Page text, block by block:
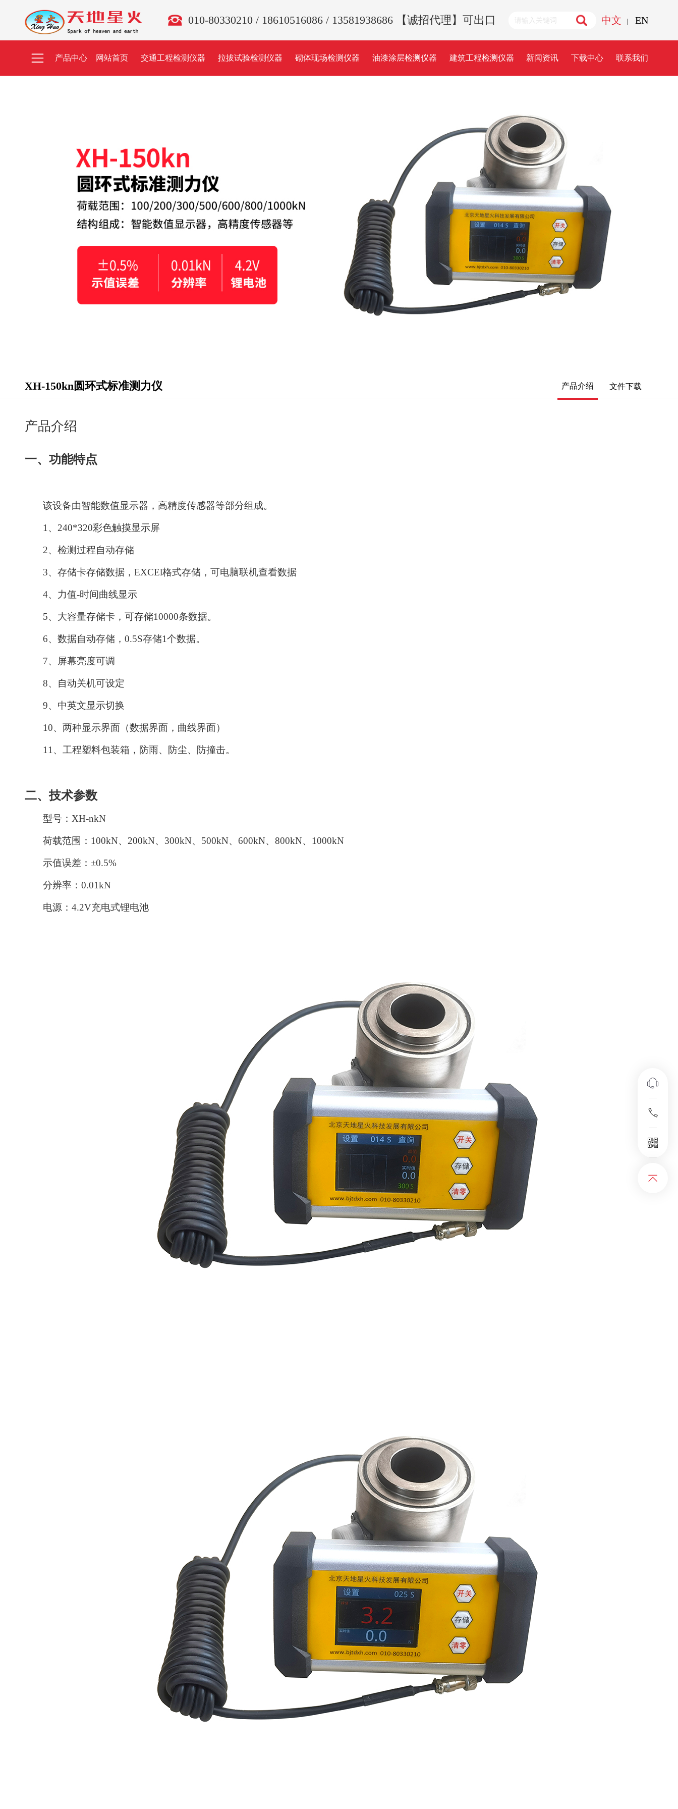
中文 EN
010-80330210 / 18610516086 / 13581938686 【诚招代理】可出口
产品中心 网站首页 交通工程检测仪器 拉拔试验检测仪器 砌体现场检测仪器 油漆涂层检测仪器 建筑工程检测仪器 新闻资讯 下载中心 联系我们
XH-150kn圆环式标准测力仪 产品介绍 文件下载
产品介绍
一、功能特点
该设备由智能数值显示器，高精度传感器等部分组成。
1、 240*320彩色触摸显示屏
2、检测过程自动存储
3、存储卡存储数据， EXCEl格式存储，可电脑联机查看数据
4、力值-时间曲线显示
5、大容量存储卡，可存储10000条数据。
6、数据自动存储， 0.5S存储1个数据。
7、屏幕亮度可调
8、自动关机可设定
9、中英文显示切换
10、两种显示界面（数据界面，曲线界面）
1 1 、工程塑料包装箱，防雨、防尘、防撞击。
二、技术参数
型号： XH-nkN
荷载范围： 100kN、200kN、300kN、500kN、600kN、800kN、 1000kN
示值误差： ±0.5%
分辨率： 0.01kN
电源： 4.2V充电式锂电池